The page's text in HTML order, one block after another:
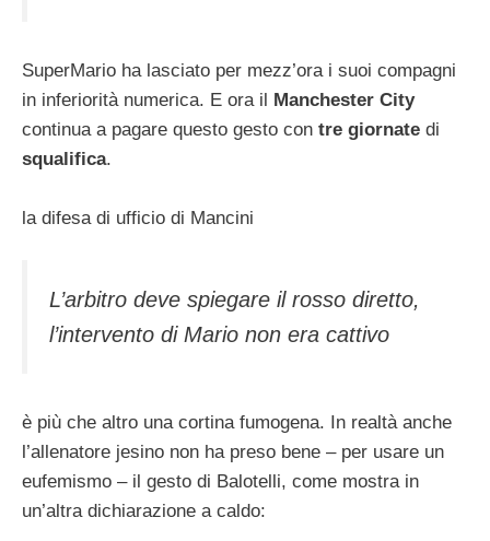
SuperMario ha lasciato per mezz’ora i suoi compagni
in inferiorità numerica. E ora il Manchester City
continua a pagare questo gesto con tre giornate di
squalifica.
la difesa di ufficio di Mancini
L’arbitro deve spiegare il rosso diretto,
l’intervento di Mario non era cattivo
è più che altro una cortina fumogena. In realtà anche
l’allenatore jesino non ha preso bene – per usare un
eufemismo – il gesto di Balotelli, come mostra in
un’altra dichiarazione a caldo: